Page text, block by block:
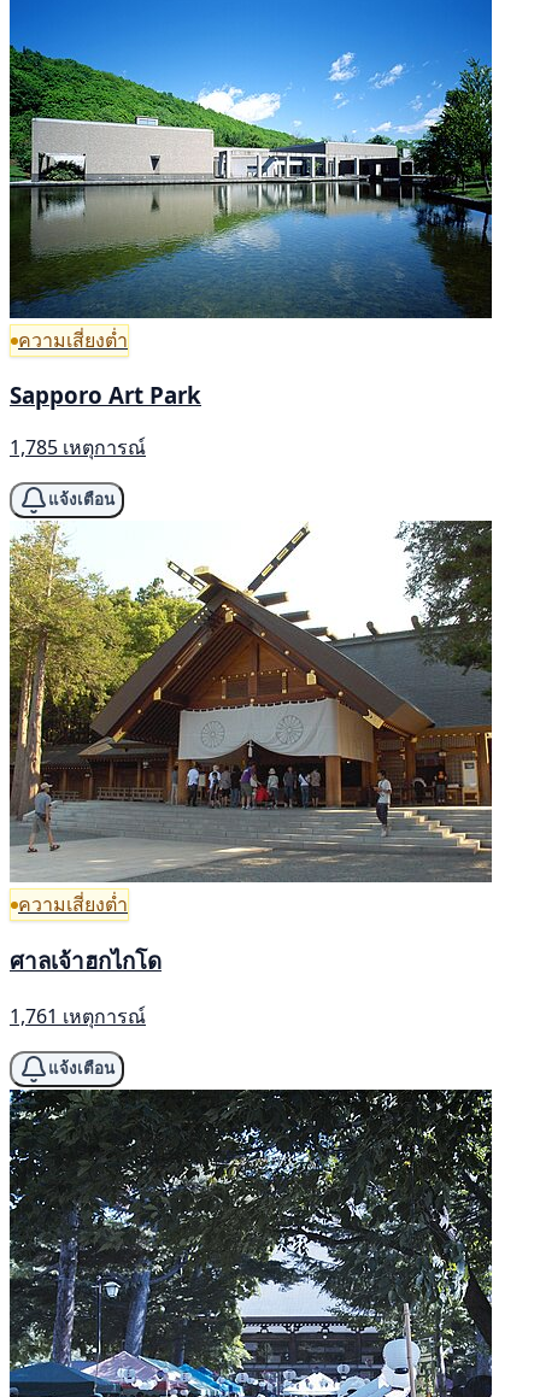
ความเสี่ยงต่ำ
Sapporo Art Park
1,785 เหตุการณ์
แจ้งเตือน
ความเสี่ยงต่ำ
ศาลเจ้าฮกไกโด
1,761 เหตุการณ์
แจ้งเตือน